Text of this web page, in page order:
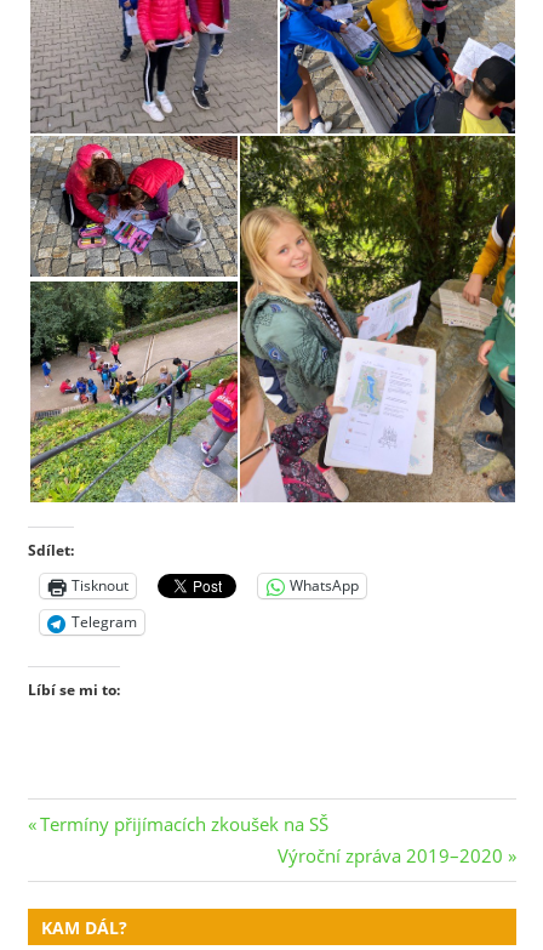
Sdílet:
Tisknout
WhatsApp
Telegram
Líbí se mi to:
Navigace
pro
příspěvek
Previous
Termíny přijímacích zkoušek na SŠ
Next
Post:
Výroční zpráva 2019–2020
KAM DÁL?